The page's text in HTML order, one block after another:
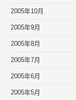
2005年10月
2005年9月
2005年8月
2005年7月
2005年6月
2005年5月